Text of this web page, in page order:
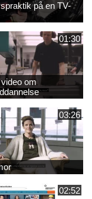
på en TV-
01:30
om
03:26
02:52